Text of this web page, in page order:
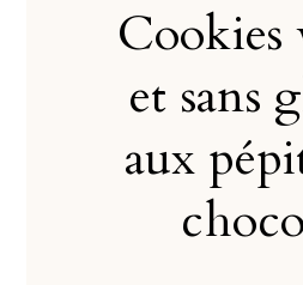
Cookies
et sans
aux